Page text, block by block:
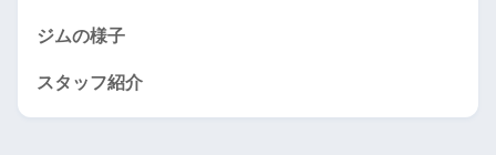
ジムの様子
スタッフ紹介